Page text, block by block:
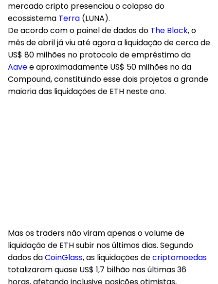
mercado cripto presenciou o colapso do
ecossistema Terra (LUNA).
De acordo com o painel de dados do The Block, o
mês de abril já viu até agora a liquidação de cerca de
US$ 80 milhões no protocolo de empréstimo da
Aavee aproximadamente US$ 50 milhões no da
Compound, constituindo esse dois projetos a grande
maioria das liquidações de ETH neste ano.
Mas os traders não viram apenas o volume de
liquidação de ETH subir nos últimos dias. Segundo
dados daCoinGlass, as liquidações decriptomoedas
totalizaram quase US$ 1,7 bilhão nas últimas 36